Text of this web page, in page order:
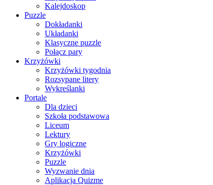
Kalejdoskop
Puzzle
Dokładanki
Układanki
Klasyczne puzzle
Połącz pary
Krzyżówki
Krzyżówki tygodnia
Rozsypane litery
Wykreślanki
Portale
Dla dzieci
Szkoła podstawowa
Liceum
Lektury
Gry logiczne
Krzyżówki
Puzzle
Wyzwanie dnia
Aplikacja Quizme